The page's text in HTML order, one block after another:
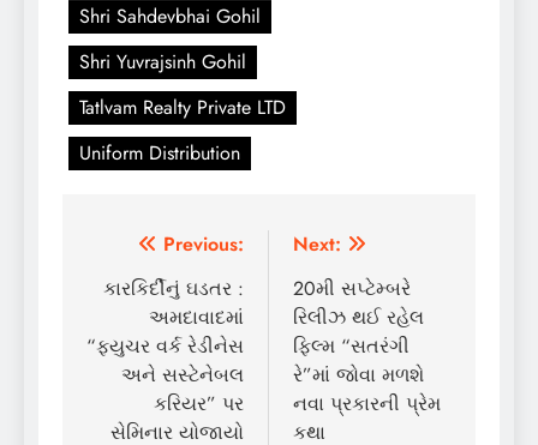
Shri Sahdevbhai Gohil
Shri Yuvrajsinh Gohil
Tatlvam Realty Private LTD
Uniform Distribution
Post
navigation
Previous:
કારકિર્દીનું ઘડતર :
અમદાવાદમાં
“ફ્યુચર વર્ક રેડીનેસ
અને સસ્ટેનેબલ
કરિયર” પર
સેમિનાર યોજાયો
Next:
20મી સપ્ટેમ્બરે
રિલીઝ થઈ રહેલ
ફિલ્મ “સતરંગી
રે”માં જોવા મળશે
નવા પ્રકારની પ્રેમ
કથા